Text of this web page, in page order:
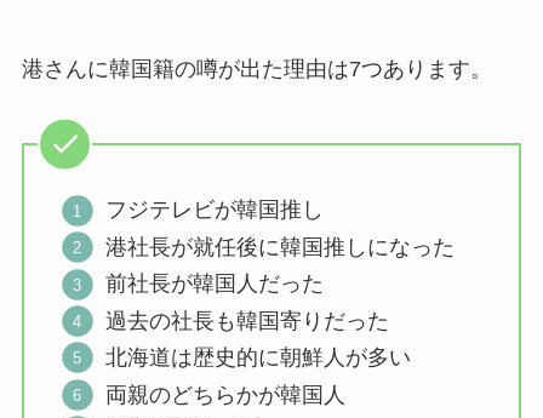
港さんに韓国籍の噂が出た理由は7つあります。
フジテレビが韓国推し
港社長が就任後に韓国推しになった
前社長が韓国人だった
過去の社長も韓国寄りだった
北海道は歴史的に朝鮮人が多い
両親のどちらかが韓国人